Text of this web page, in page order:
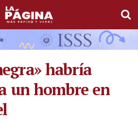
habría
un hombre en